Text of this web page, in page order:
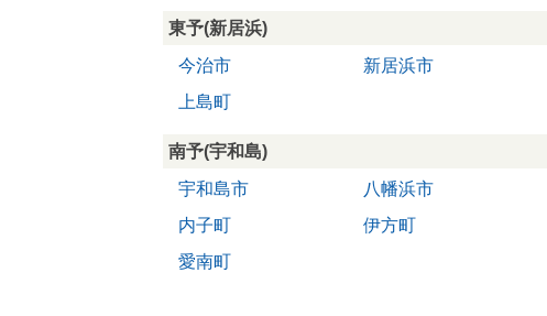
東予(新居浜)
今治市
新居浜市
上島町
南予(宇和島)
宇和島市
八幡浜市
内子町
伊方町
愛南町